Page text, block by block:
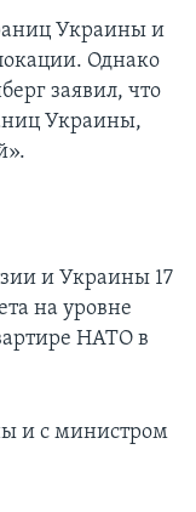
Украины и
Однако
заявил, что
Украины,
и Украины 17
на уровне
НАТО в
и с министром